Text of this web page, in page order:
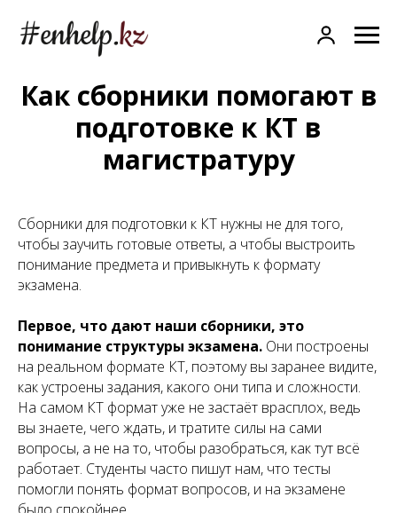
Как сборники помогают в
подготовке к КТ в
магистратуру
Сборники для подготовки к КТ нужны не для того,
чтобы заучить готовые ответы, а чтобы выстроить
понимание предмета и привыкнуть к формату
экзамена.
Первое, что дают наши сборники, это
понимание структуры экзамена. Они построены
на реальном формате КТ, поэтому вы заранее видите,
как устроены задания, какого они типа и сложности.
На самом КТ формат уже не застаёт врасплох, ведь
вы знаете, чего ждать, и тратите силы на сами
вопросы, а не на то, чтобы разобраться, как тут всё
работает. Студенты часто пишут нам, что тесты
помогли понять формат вопросов, и на экзамене